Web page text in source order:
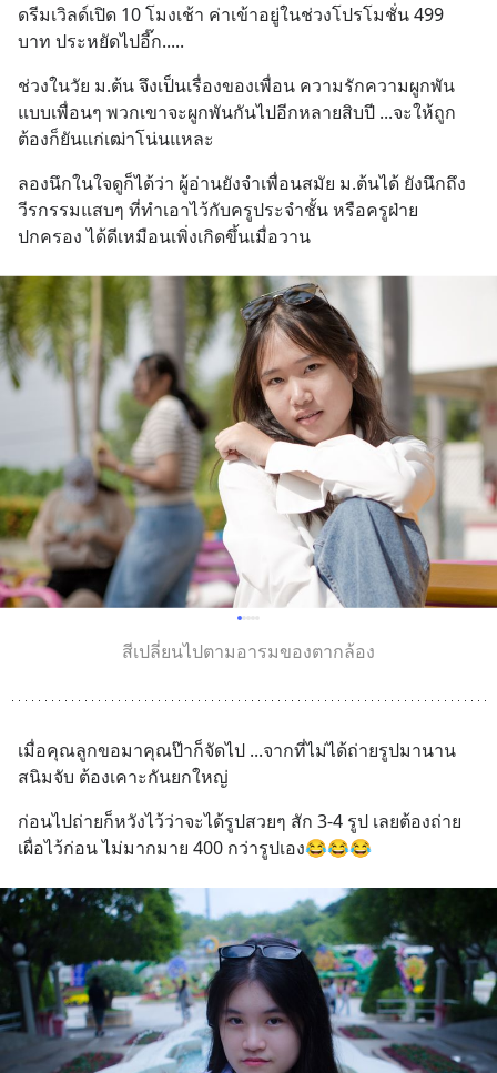
ดรีมเวิลด์เปิด 10 โมงเช้า ค่าเข้าอยู่ในช่วงโปรโมชั่น 499
บาท ประหยัดไปอี๊ก.....
ช่วงในวัย ม.ต้น จึงเป็นเรื่องของเพื่อน ความรักความผูกพัน
แบบเพื่อนๆ พวกเขาจะผูกพันกันไปอีกหลายสิบปี ...จะให้ถูก
ต้องก็ยันแก่เฒ่าโน่นแหละ
ลองนึกในใจดูก็ได้ว่า ผู้อ่านยังจำเพื่อนสมัย ม.ต้นได้ ยังนึกถึง
วีรกรรมแสบๆ ที่ทำเอาไว้กับครูประจำชั้น หรือครูฝ่าย
ปกครอง ได้ดีเหมือนเพิ่งเกิดขึ้นเมื่อวาน
สีเปลี่ยนไปตามอารมของตากล้อง
เมื่อคุณลูกขอมาคุณป๊าก็จัดไป ...จากที่ไม่ได้ถ่ายรูปมานาน
สนิมจับ ต้องเคาะกันยกใหญ่
ก่อนไปถ่ายก็หวังไว้ว่าจะได้รูปสวยๆ สัก 3-4 รูป เลยต้องถ่าย
เผื่อไว้ก่อน ไม่มากมาย 400 กว่ารูปเอง😂😂😂